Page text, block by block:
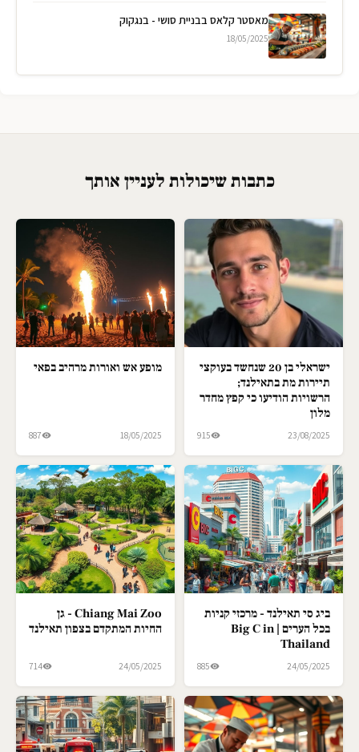
מאסטר קלאס בבניית סושי - בנגקוק
18/05/2025
כתבות שיכולות לעניין אותך
ישראלי בן 20 שנחשד בעוקצי
תיירות מת בתאילנד;
הרשויות הודיעו כי קפץ מחדר
מלון
23/08/2025
915
מופע אש ואורות מרהיב בפאי
18/05/2025
887
ביג סי תאילנד - מרכזי קניות
בכל הערים | Big C in
Thailand
24/05/2025
885
Chiang Mai Zoo - גן
החיות המתקדם בצפון תאילנד
24/05/2025
714